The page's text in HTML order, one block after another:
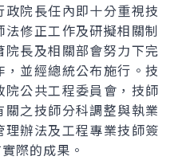
院長任內即十分重視技
修正工作及研擬相關制
長及相關部會努力下完
並經總統公布施行。技
公共工程委員會，技師
之技師分科調整與執業
辦法及工程專業技師簽
際的成果。